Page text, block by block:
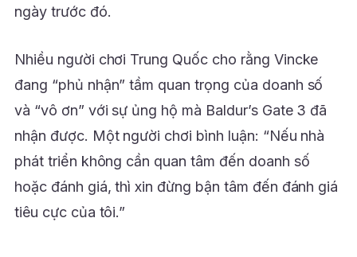
ngày trước đó.
Nhiều người chơi Trung Quốc cho rằng Vincke
đang “phủ nhận” tầm quan trọng của doanh số
và “vô ơn” với sự ủng hộ mà Baldur’s Gate 3 đã
nhận được. Một người chơi bình luận: “Nếu nhà
phát triển không cần quan tâm đến doanh số
hoặc đánh giá, thì xin đừng bận tâm đến đánh giá
tiêu cực của tôi.”